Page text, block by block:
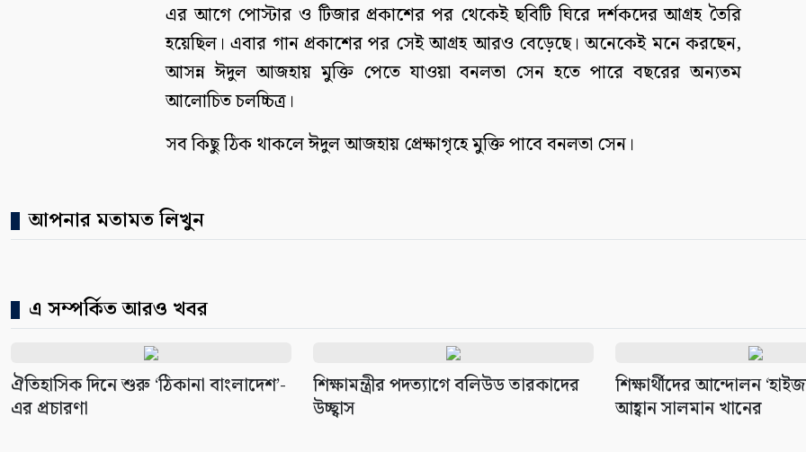
এর আগে পোস্টার ও টিজার প্রকাশের পর থেকেই ছবিটি ঘিরে দর্শকদের আগ্রহ তৈরি
হয়েছিল। এবার গান প্রকাশের পর সেই আগ্রহ আরও বেড়েছে। অনেকেই মনে করছেন,
আসন্ন ঈদুল আজহায় মুক্তি পেতে যাওয়া বনলতা সেন হতে পারে বছরের অন্যতম
আলোচিত চলচ্চিত্র।
সব কিছু ঠিক থাকলে ঈদুল আজহায় প্রেক্ষাগৃহে মুক্তি পাবে বনলতা সেন।
আপনার মতামত লিখুন
এ সম্পর্কিত আরও খবর
ঐতিহাসিক দিনে শুরু ‘ঠিকানা বাংলাদেশ’-
এর প্রচারণা
শিক্ষামন্ত্রীর পদত্যাগে বলিউড তারকাদের
উচ্ছ্বাস
শিক্ষার্থীদের আন্দোলন
আহ্বান সালমান খানের